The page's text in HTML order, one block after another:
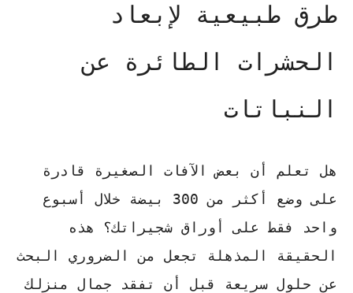
طرق طبيعية لإبعاد
الحشرات الطائرة عن
النباتات
هل تعلم أن بعض الآفات الصغيرة قادرة
على وضع أكثر من 300 بيضة خلال أسبوع
واحد فقط على أوراق شجيراتك؟ هذه
الحقيقة المذهلة تجعل من الضروري البحث
عن حلول سريعة قبل أن تفقد جمال منزلك